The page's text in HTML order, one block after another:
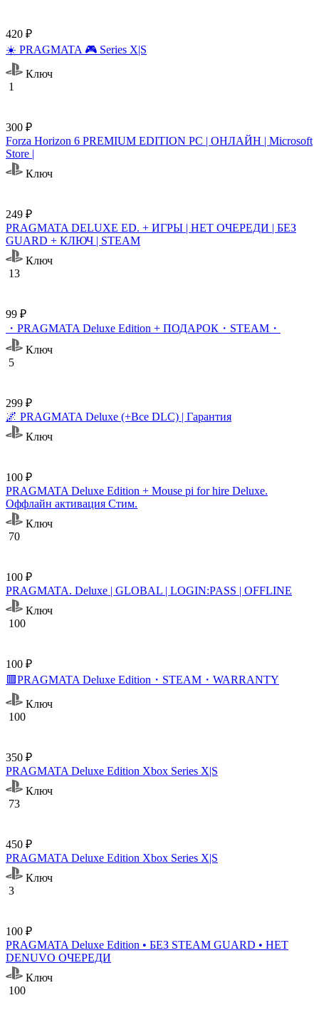
420 ₽
☀️ PRAGMATA 🎮 Series X|S
Ключ
1
300 ₽
Forza Horizon 6 PREMIUM EDITION PC | ОНЛАЙН | Microsoft
Store |
Ключ
249 ₽
PRAGMATA DELUXE ED. + ИГРЫ | НЕТ ОЧЕРЕДИ | БЕЗ
GUARD + КЛЮЧ | STEAM
Ключ
13
99 ₽
・PRAGMATA Deluxe Edition + ПОДАРОК・STEAM・
Ключ
5
299 ₽
🌌 PRAGMATA Deluxe (+Все DLC) | Гарантия
Ключ
100 ₽
PRAGMATA Deluxe Edition + Mouse pi for hire Deluxe.
Оффлайн активация Cтим.
Ключ
70
100 ₽
PRAGMATA. Deluxe | GLOBAL | LOGIN:PASS | OFFLINE
Ключ
100
100 ₽
🟥PRAGMATA Deluxe Edition・STEAM・WARRANTY
Ключ
100
350 ₽
PRAGMATA Deluxe Edition Xbox Series X|S
Ключ
73
450 ₽
PRAGMATA Deluxe Edition Xbox Series X|S
Ключ
3
100 ₽
PRAGMATA Deluxe Edition • БЕЗ STEAM GUARD • НЕТ
DENUVO ОЧЕРЕДИ
Ключ
100